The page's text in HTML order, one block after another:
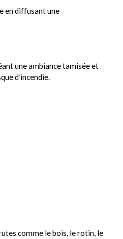
en diffusant une
une ambiance tamisée et
d’incendie.
comme le bois, le rotin, le